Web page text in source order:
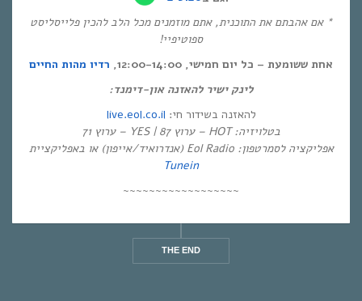
* אם אהבתם את התוכנית, אתם מוזמנים מכל הלב להכין פלייסליסט
ספוטיפיי!
אחת ששומעת – כל יום חמישי, 12:00-14:00,
רדיו מהות החיים
לינק ישיר להאזנה און-דימנד:
להאזנה בשידור חי: live.eol.co.il
בטלויזיה: HOT – ערוץ 87 | YES – ערוץ 71
אפליקציה לסמרטפון: Eol Radio (אנדרואיד/אייפון) או באפליקציית
Tunein
~~~~~~~~~~~~~~~~~~
THE END